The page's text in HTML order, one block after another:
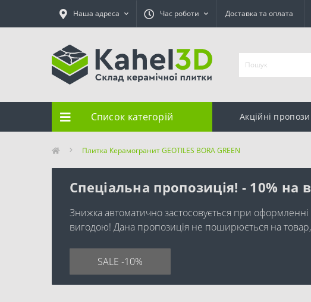
Наша адреса Час роботи Доставка та оплата
Список категорій Акційні
Плитка Керамогранит GEOTILES BORA GREEN
Спеціальна пропозиція! - 10% на
Знижка автоматично застосовується при
вигодою! Дана пропозиція не поширюється на товар,
SALE -10%